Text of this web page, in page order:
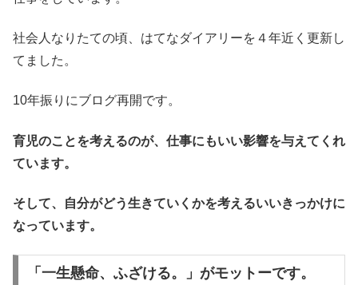
社会人なりたての頃、はてなダイアリーを４年近く更新し
てました。
10年振りにブログ再開です。
育児のことを考えるのが、仕事にもいい影響を与えてくれ
ています。
そして、自分がどう生きていくかを考えるいいきっかけに
なっています。
「一生懸命、ふざける。」がモットーです。